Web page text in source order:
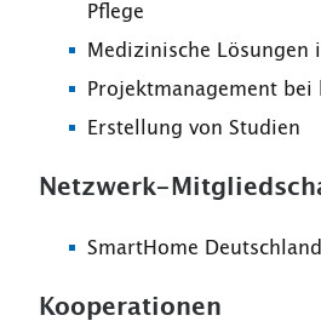
Pflege
Medizinische Lösungen
Projektmanagement
Erstellung von Studien
Netzwerk-
SmartHome
Kooperationen